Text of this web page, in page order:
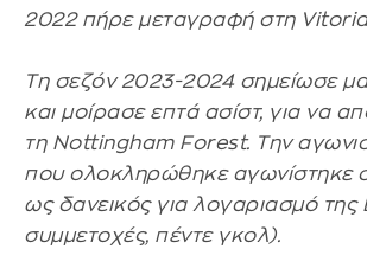
2022 πήρε μεταγραφή στη
Τη σεζόν 2023-2024 σημείωσε
και μοίρασε επτά ασίστ, για να
τη Nottingham Forest. Την
που ολοκληρώθηκε αγωνίστηκε
ως δανεικός για λογαριασμό
συμμετοχές, πέντε γκολ).